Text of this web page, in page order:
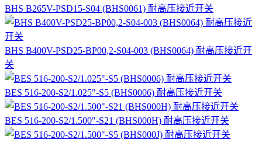
BHS B265V-PSD15-S04 (BHS0061) 耐高压接近开关
BHS B400V-PSD25-BP00,2-S04-003 (BHS0064) 耐高压接近开
关
BES 516-200-S2/1.025"-S5 (BHS0006) 耐高压接近开关
BES 516-200-S2/1.500"-S21 (BHS000H) 耐高压接近开关